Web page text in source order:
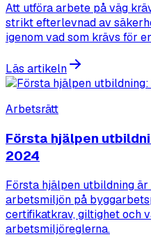
Att utföra arbete på väg
strikt efterlevnad av
igenom vad som krävs för
Läs artikeln
Arbetsrätt
Första hjälpen
2024
Första hjälpen utbildning
arbetsmiljön på
certifikatkrav, giltighet och
arbetsmiljöreglerna.